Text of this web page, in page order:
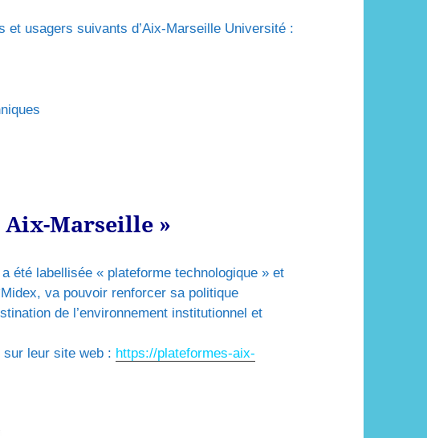
et usagers suivants d’Aix-Marseille Université :
Marseille »
été labellisée « plateforme technologique » et
va pouvoir renforcer sa politique
de l’environnement institutionnel et
sur leur site web : https://plateformes-aix-